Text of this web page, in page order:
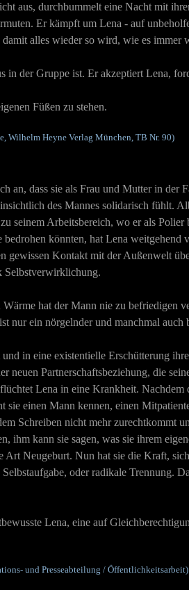
aus, durchbummelt eine Nacht mit
Er kämpft um Lena - auf
alles wieder so wird, wie es immer
der Gruppe ist. Er akzeptiert Lena,
Füßen zu stehen.
Wilhelm Heyne Verlag München, TB Nr. 90)
dass sie als Frau und Mutter in der
des Mannes solidarisch fühlt.
seinem Arbeitsbereich, wo er als Polier
könnten, hat Lena
gewissen Kontakt mit der Außenwelt
Selbstverwirklichung.
hat der Mann nie zu befriedigen
nur ein nörgelnder und manchmal auch
in eine existentielle Erschütterung
neuen Partnerschaftsbeziehung, die
Lena in eine Krankheit.
einen Mann kennen, einen
Schreiben nicht mehr zurechtkommt
kann sie sagen, was sie ihrem
Neugeburt. Nun hat sie die Kraft,
oder radikale Trennung.
Lena, eine auf
und Presseabteilung / Öffentlichkeitsarbeit)